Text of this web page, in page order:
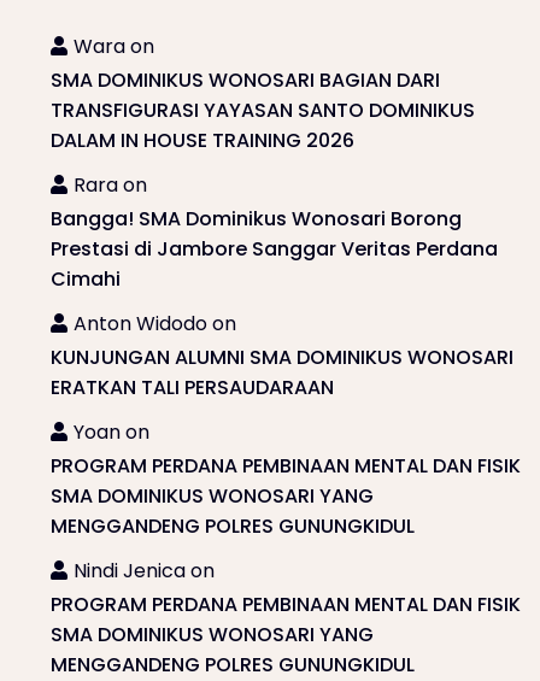
Waraon
SMA DOMINIKUS WONOSARI BAGIAN DARI
TRANSFIGURASI YAYASAN SANTO DOMINIKUS
DALAM IN HOUSE TRAINING 2026
Raraon
Bangga! SMA Dominikus Wonosari Borong
Prestasi di Jambore Sanggar Veritas Perdana
Cimahi
Anton Widodoon
KUNJUNGAN ALUMNI SMA DOMINIKUS WONOSARI
ERATKAN TALI PERSAUDARAAN
Yoanon
PROGRAM PERDANA PEMBINAAN MENTAL DAN FISIK
SMA DOMINIKUS WONOSARI YANG
MENGGANDENG POLRES GUNUNGKIDUL
Nindi Jenicaon
PROGRAM PERDANA PEMBINAAN MENTAL DAN FISIK
SMA DOMINIKUS WONOSARI YANG
MENGGANDENG POLRES GUNUNGKIDUL